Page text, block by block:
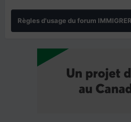
Règles d'usage du forum